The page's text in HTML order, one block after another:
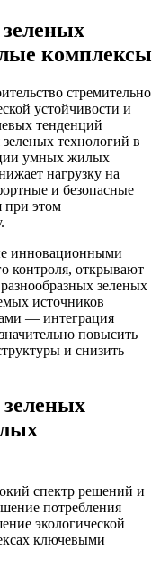
комплексы
стремительно
устойчивости и
тенденций
технологий в
умных жилых
нагрузку на
и безопасные
при этом
инновационными
контроля, открывают
зеленых
источников
— интеграция
повысить
и снизить
спектр решений и
потребления
экологической
ключевыми